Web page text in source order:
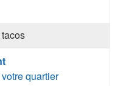
quartier